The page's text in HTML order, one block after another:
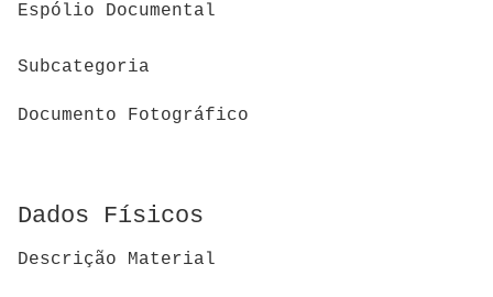
Espólio Documental
Subcategoria
Documento Fotográfico
Dados Físicos
Descrição Material